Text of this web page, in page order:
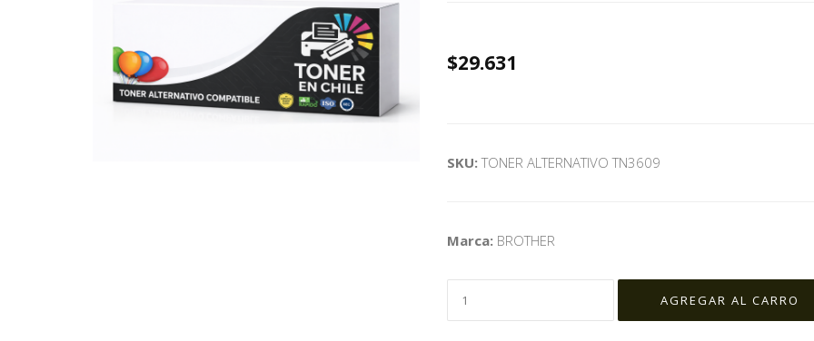
$29.631
SKU:TONER ALTERNATIVO TN3609
Marca: BROTHER